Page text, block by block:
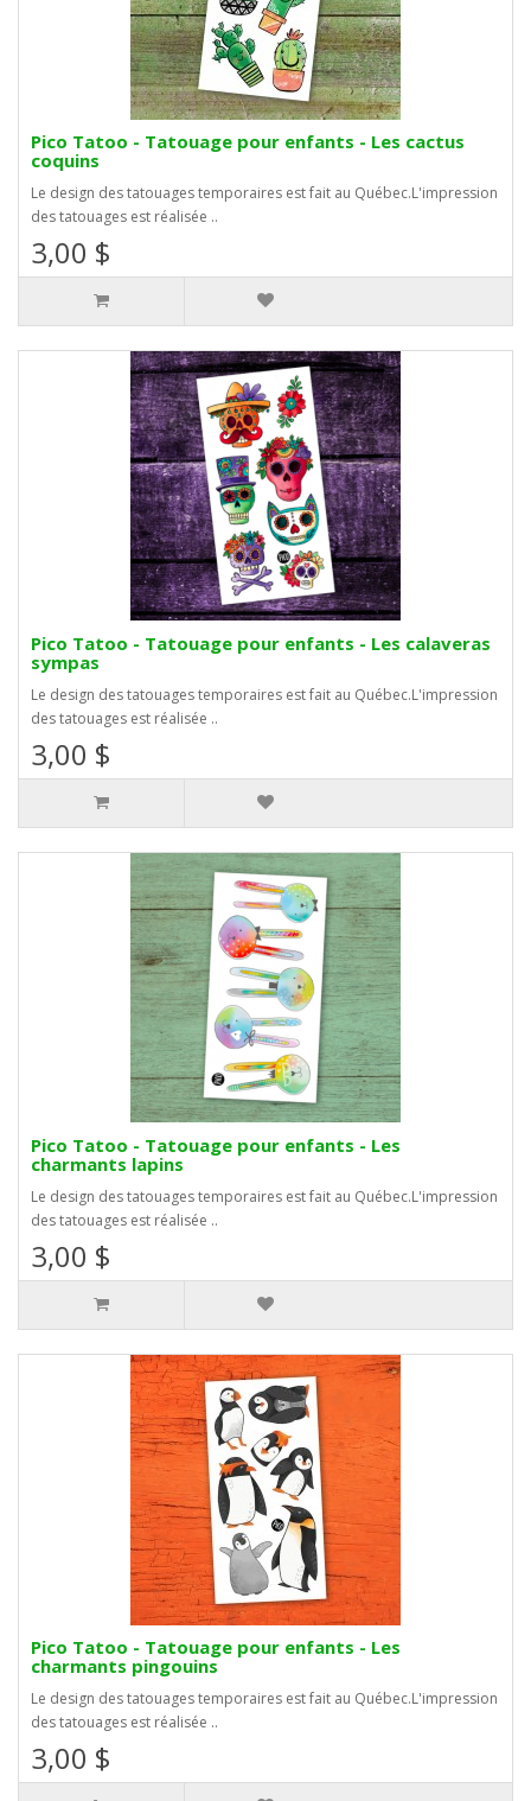
Pico Tatoo - Tatouage pour enfants - Les cactus
coquins
Le design des tatouages temporaires est fait au Québec.L'impression
des tatouages est réalisée ..
3,00 $
Pico Tatoo - Tatouage pour enfants - Les calaveras
sympas
Le design des tatouages temporaires est fait au Québec.L'impression
des tatouages est réalisée ..
3,00 $
Pico Tatoo - Tatouage pour enfants - Les
charmants lapins
Le design des tatouages temporaires est fait au Québec.L'impression
des tatouages est réalisée ..
3,00 $
Pico Tatoo - Tatouage pour enfants - Les
charmants pingouins
Le design des tatouages temporaires est fait au Québec.L'impression
des tatouages est réalisée ..
3,00 $